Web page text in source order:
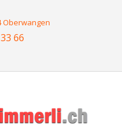
Oberwangen
66